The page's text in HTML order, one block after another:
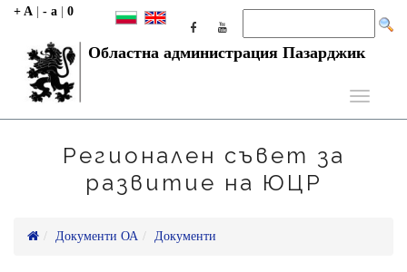
+ A - a 0
Областна администрация Пазарджик
Toggle
Регионален съвет за
развитие на ЮЦР
Документи ОА Документи